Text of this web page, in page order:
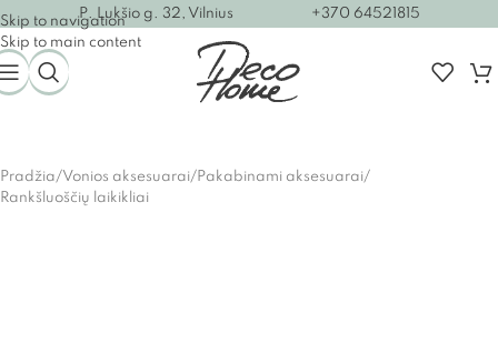
Skip to navigation
Skip to main content
P. Lukšio g. 32, Vilnius +370 64521815
Pradžia/Vonios aksesuarai/Pakabinami aksesuarai/
Rankšluoščių laikikliai